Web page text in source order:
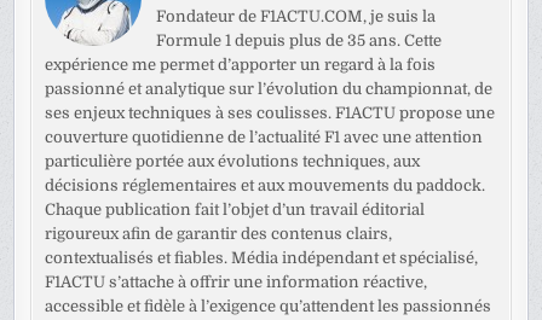
Fondateur de F1ACTU.COM, je suis la
Formule 1 depuis plus de 35 ans. Cette
expérience me permet d’apporter un regard à la fois
passionné et analytique sur l’évolution du championnat, de
ses enjeux techniques à ses coulisses. F1ACTU propose une
couverture quotidienne de l’actualité F1 avec une attention
particulière portée aux évolutions techniques, aux
décisions réglementaires et aux mouvements du paddock.
Chaque publication fait l’objet d’un travail éditorial
rigoureux afin de garantir des contenus clairs,
contextualisés et fiables. Média indépendant et spécialisé,
F1ACTU s’attache à offrir une information réactive,
accessible et fidèle à l’exigence qu’attendent les passionnés